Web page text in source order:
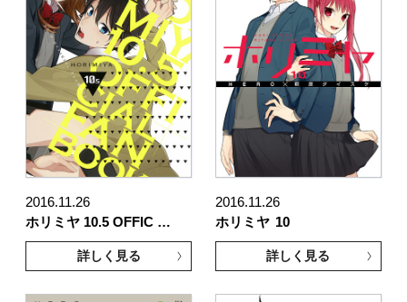
2016.11.26
ホリミヤ 10.5 OFFIC …
詳しく見る
2016.11.26
ホリミヤ 10
詳しく見る